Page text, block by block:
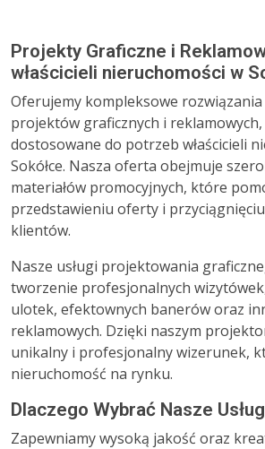
Projekty Graficzne i
właścicieli nieruchomości w
Oferujemy kompleksowe
projektów graficznych i reklamowych,
dostosowane do potrzeb właścicieli
Sokółce. Nasza oferta obejmuje
materiałów promocyjnych, które
przedstawieniu oferty i
klientów.
Nasze usługi projektowania
tworzenie profesjonalnych
ulotek, efektownych banerów oraz
reklamowych. Dzięki naszym
unikalny i profesjonalny wizerunek,
nieruchomość na rynku.
Dlaczego Wybrać Nasze
Zapewniamy wysoką jakość oraz